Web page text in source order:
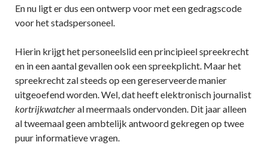
En nu ligt er dus een ontwerp voor met een gedragscode
voor het stadspersoneel.
Hierin krijgt het personeelslid een principieel spreekrecht
en in een aantal gevallen ook een spreekplicht. Maar het
spreekrecht zal steeds op een gereserveerde manier
uitgeoefend worden. Wel, dat heeft elektronisch journalist
kortrijkwatcheral meermaals ondervonden. Dit jaar alleen
al tweemaal geen ambtelijk antwoord gekregen op twee
puur informatieve vragen.